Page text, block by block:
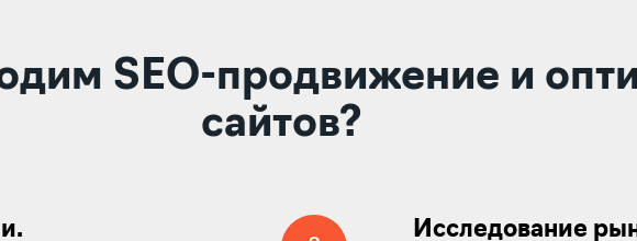
SEO-продвижение и
сайтов?
Исследование